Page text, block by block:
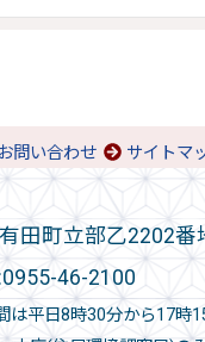
問い合わせ サイトマ
田町立部乙2202番
46-2100
は平日8時30分から17時